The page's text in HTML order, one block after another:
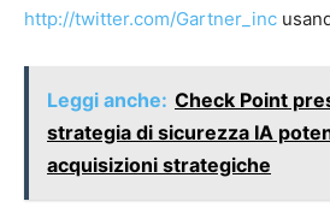
http://twitter.com/Gartner_inc
Leggi anche: Check Point
strategia di sicurezza IA
acquisizioni strategiche